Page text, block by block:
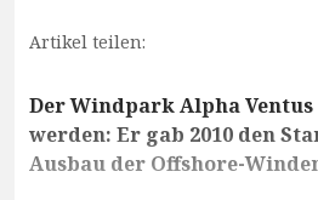
Artikel teilen:
Der Windpark Alpha
werden: Er gab 2010 den
Ausbau der Offshore-